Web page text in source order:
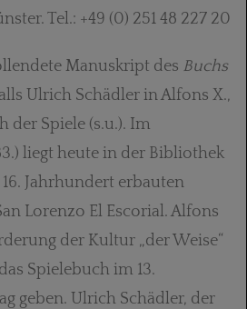
Tel.: +49 (0) 251 48 227 20
Manuskript des Buchs
Ulrich Schädler in Alfons X.,
der Spiele (s.u.). Im
liegt heute in der Bibliothek
Jahrhundert erbauten
Lorenzo El Escorial. Alfons
der Kultur „der Weise“
Spielebuch im 13.
geben. Ulrich Schädler, der